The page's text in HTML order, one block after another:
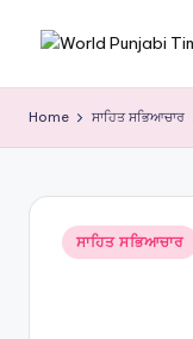
o
rl
d
Home ਸਾਹਿਤ ਸਭਿਆਚਾਰ
Posted
in
ਸਾਹਿਤ ਸਭਿਆਚਾਰ